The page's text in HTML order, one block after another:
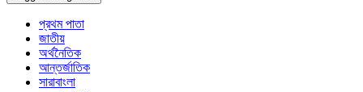
প্রথম পাতা
জাতীয়
অর্থনৈতিক
আন্তর্জাতিক
সারাবাংলা